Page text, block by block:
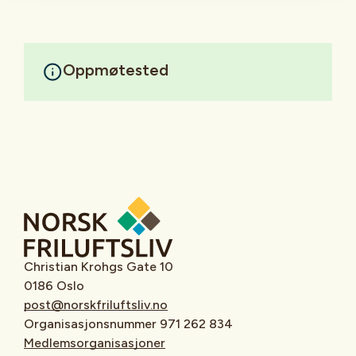
Oppmøtested
Christian Krohgs Gate 10
0186 Oslo
post@norskfriluftsliv.no
Organisasjonsnummer 971 262 834
Medlemsorganisasjoner